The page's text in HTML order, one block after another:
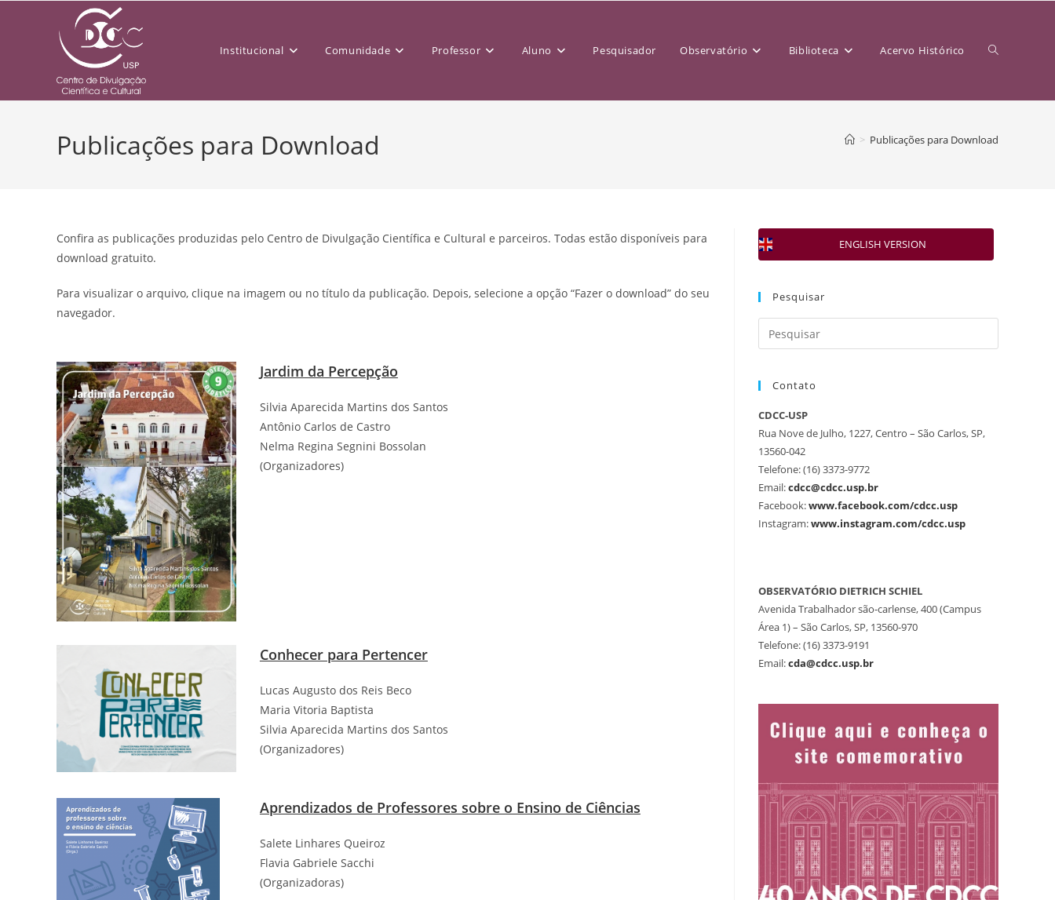
Institucional Comunidade Professor Aluno Pesquisador Observatório Biblioteca Acervo Histórico
Publicações para Download > Publicações para Download
Confira as publicações produzidas pelo Centro de Divulgação Científica e Cultural e parceiros. Todas estão disponíveis para
download gratuito.
Para visualizar o arquivo, clique na imagem ou no título da publicação. Depois, selecione a opção “Fazer o download” do seu
navegador.
Jardim da Percepção
Silvia Aparecida Martins dos Santos
Antônio Carlos de Castro
Nelma Regina Segnini Bossolan
(Organizadores)
Conhecer para Pertencer
Lucas Augusto dos Reis Beco
Maria Vitoria Baptista
Silvia Aparecida Martins dos Santos
(Organizadores)
Aprendizados de Professores sobre o Ensino de Ciências
Salete Linhares Queiroz
Flavia Gabriele Sacchi
(Organizadoras)
ENGLISH VERSION
Pesquisar
Contato
CDCC-USP
Rua Nove de Julho, 1227, Centro – São Carlos, SP,
13560-042
Telefone: (16) 3373-9772
Email:cdcc@cdcc.usp.br
Facebook:www.facebook.com/cdcc.usp
Instagram:www.instagram.com/cdcc.usp
OBSERVATÓRIO DIETRICH SCHIEL
Avenida Trabalhador são-carlense, 400 (Campus
Área 1) – São Carlos, SP, 13560-970
Telefone: (16) 3373-9191
Email:cda@cdcc.usp.br